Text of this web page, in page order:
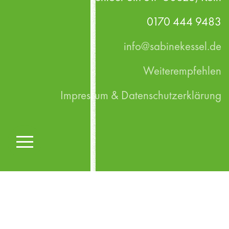
0170 444 9483
info@sabinekessel.de
Weiterempfehlen
Impressum & Datenschutzerklärung